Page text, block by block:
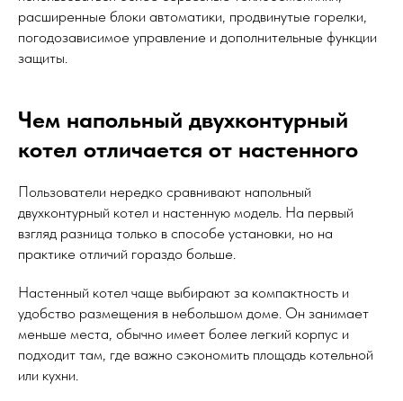
расширенные блоки автоматики, продвинутые горелки,
погодозависимое управление и дополнительные функции
защиты.
Чем напольный двухконтурный
котел отличается от настенного
Пользователи нередко сравнивают напольный
двухконтурный котел и настенную модель. На первый
взгляд разница только в способе установки, но на
практике отличий гораздо больше.
Настенный котел чаще выбирают за компактность и
удобство размещения в небольшом доме. Он занимает
меньше места, обычно имеет более легкий корпус и
подходит там, где важно сэкономить площадь котельной
или кухни.